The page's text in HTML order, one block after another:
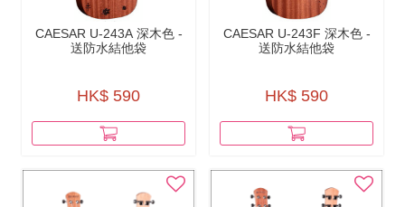
CAESAR U-243A 深木色 -
送防水結他袋
HK$ 590
CAESAR U-243F 深木色 -
送防水結他袋
HK$ 590